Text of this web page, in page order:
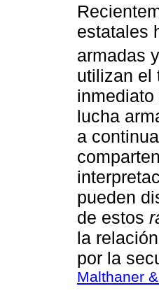
estatales
armadas
utilizan el
lucha
a
pueden
de estos
la
por la
Malthaner